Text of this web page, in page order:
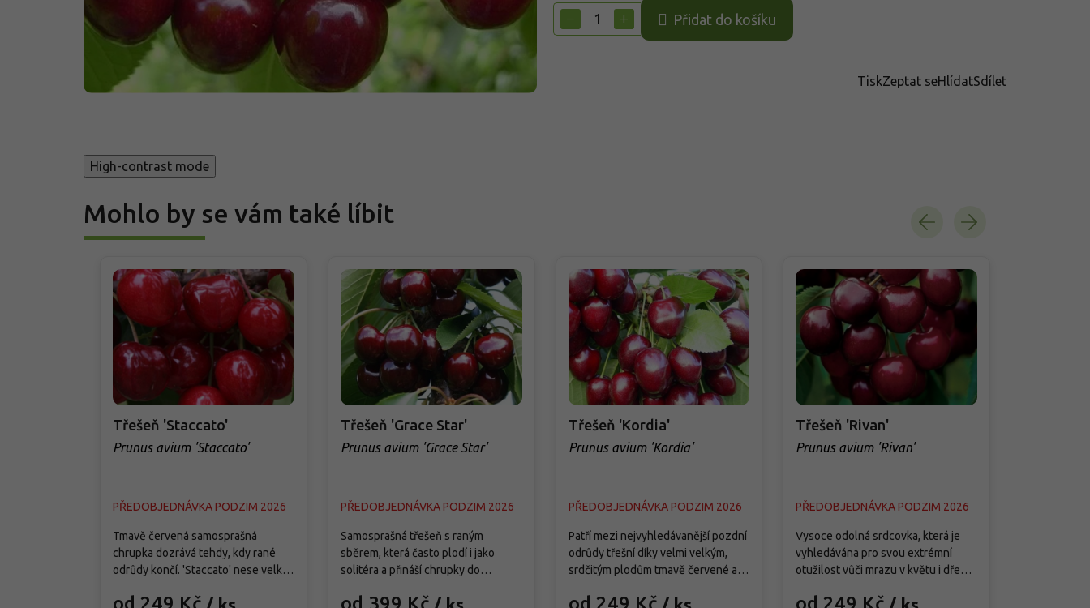
cena:
+
− Přidat do košíku
TiskZeptat seHlídatSdílet
High-contrast mode
Mohlo by se vám také líbit
Třešeň 'Staccato'
Prunus avium 'Staccato'
PŘEDOBJEDNÁVKA PODZIM 2026
Tmavě červená samosprašná
chrupka dozrává tehdy, kdy rané
odrůdy končí. 'Staccato' nese velké
šťavnatou sladkou dužninou a
Třešeň 'Grace Star'
Prunus avium 'Grace Star'
PŘEDOBJEDNÁVKA PODZIM 2026
Samosprašná třešeň s raným
sběrem, která často plodí i jako
solitéra a přináší chrupky do
srdčité, při dozrání tmavě červené,
Třešeň 'Kordia'
Prunus avium 'Kordia'
PŘEDOBJEDNÁVKA PODZIM 2026
Patří mezi nejvyhledávanější pozdní
odrůdy třešní díky velmi velkým,
srdčitým plodům tmavě červené až
křupavou dužninou. Sklizeň probíhá
Třešeň 'Rivan'
Prunus avium 'Rivan'
PŘEDOBJEDNÁVKA PODZIM 2026
Vysoce odolná srdcovka, která je
vyhledávána pro svou extrémní
otužilost vůči mrazu v květu i dřevě
které díky tomu stoprocentně